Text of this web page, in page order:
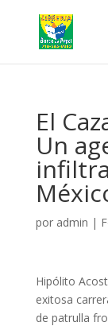
El
Un
por admin |
Hipólito
exitosa
de patrulla